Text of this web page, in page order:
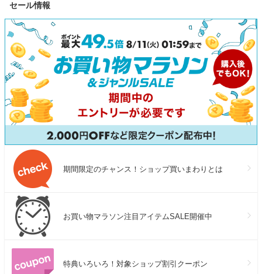
2200W コンパクト 急速充電
UPS機能 アプリ 太陽光発電
ジャクリ
セール情報
期間限定のチャンス！ショップ買いまわりとは
お買い物マラソン注目アイテムSALE開催中
特典いろいろ！対象ショップ割引クーポン